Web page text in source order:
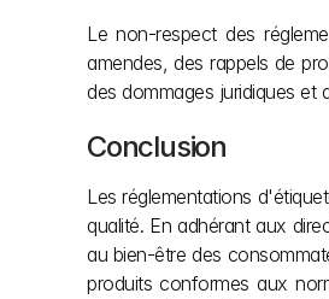
Le non-respect des
amendes, des rappels de
des dommages juridiques et
Conclusion
Les réglementations
qualité. En adhérant aux
au bien-être des
produits conformes aux